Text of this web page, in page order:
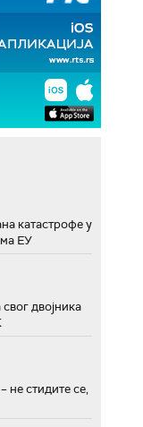
катастрофе у
ЕУ
двојника
не стидите се,